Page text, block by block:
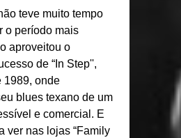
teve muito tempo
o período mais
aproveitou o
de “In Step'',
1989, onde
blues texano de um
e comercial. E
ver nas lojas “Family